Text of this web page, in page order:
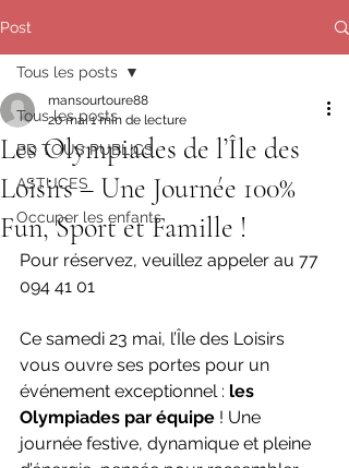
Post
Tous les posts
BD TOUS PUBLICS
ASTUCES
Occuper les enfants
Tous les posts
Les Olympiades de l’Île des
Loisirs – Une Journée 100%
Fun, Sport et Famille !
mansourtoure88
20 mai 1 min de lecture
Pour réservez, veuillez appeler au 77
094 41 01
Ce samedi 23 mai, l’Île des Loisirs
vous ouvre ses portes pour un
événement exceptionnel : les
Olympiades par équipe ! Une
journée festive, dynamique et pleine